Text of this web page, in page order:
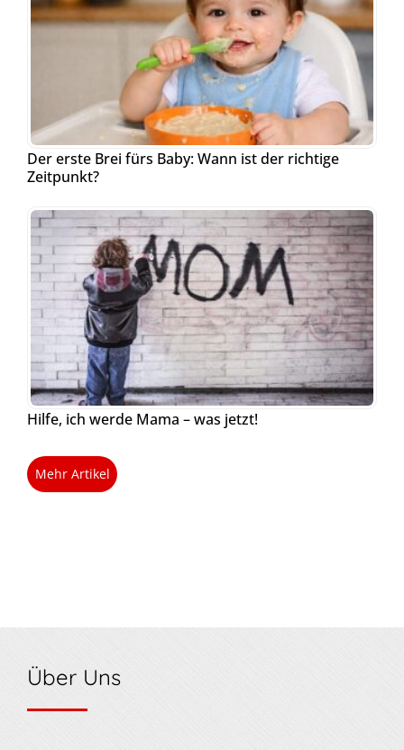
Der erste Brei fürs Baby: Wann ist der richtige
Zeitpunkt?
Hilfe, ich werde Mama – was jetzt!
Mehr Artikel
Über Uns